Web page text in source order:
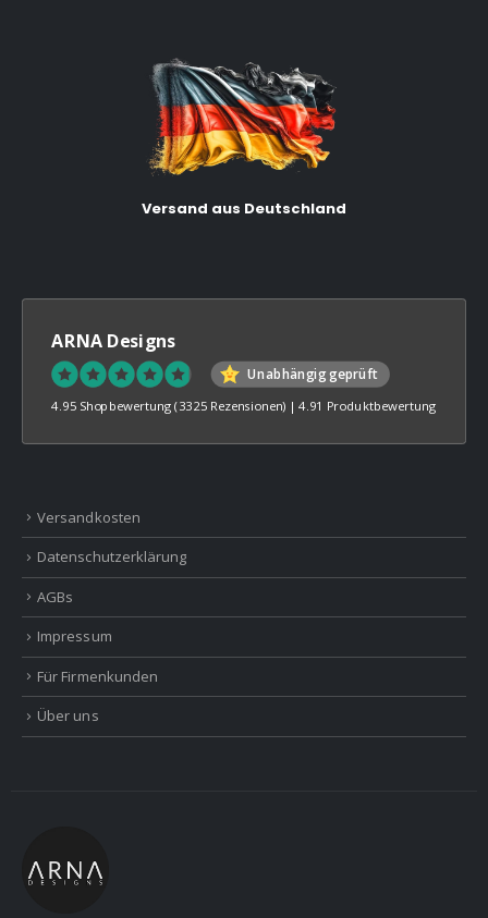
Versand aus Deutschland
ARNA Designs
Unabhängig geprüft
4.95 Shopbewertung (3325 Rezensionen) |4.91 Produktbewertung
Versandkosten
Datenschutzerklärung
AGBs
Impressum
Für Firmenkunden
Über uns